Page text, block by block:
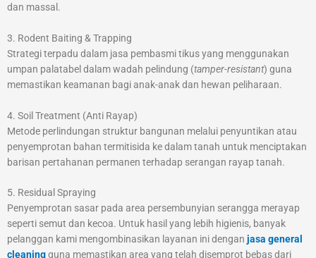
dan massal.
3. Rodent Baiting & Trapping
Strategi terpadu dalam jasa pembasmi tikus yang menggunakan
umpan palatabel dalam wadah pelindung (tamper-resistant) guna
memastikan keamanan bagi anak-anak dan hewan peliharaan.
4. Soil Treatment (Anti Rayap)
Metode perlindungan struktur bangunan melalui penyuntikan atau
penyemprotan bahan termitisida ke dalam tanah untuk menciptakan
barisan pertahanan permanen terhadap serangan rayap tanah.
5. Residual Spraying
Penyemprotan sasar pada area persembunyian serangga merayap
seperti semut dan kecoa. Untuk hasil yang lebih higienis, banyak
pelanggan kami mengombinasikan layanan ini dengan jasa general
cleaningguna memastikan area yang telah disemprot bebas dari